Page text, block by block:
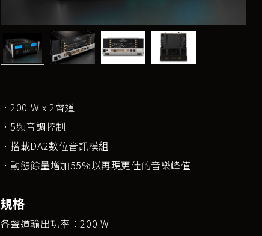
．200 W x 2聲道
．5頻音調控制
．搭載DA2數位音訊模組
．動態餘量增加55%以再現更佳的音樂峰值
規格
各聲道輸出功率：200 W